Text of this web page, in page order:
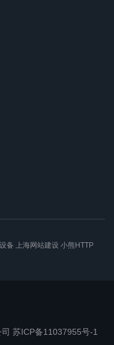
备 上海网站建设 小熊HTTP
苏ICP备11037955号-1